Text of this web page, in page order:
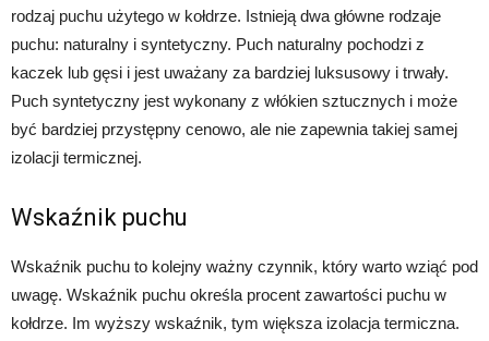
rodzaj puchu użytego w kołdrze. Istnieją dwa główne rodzaje
puchu: naturalny i syntetyczny. Puch naturalny pochodzi z
kaczek lub gęsi i jest uważany za bardziej luksusowy i trwały.
Puch syntetyczny jest wykonany z włókien sztucznych i może
być bardziej przystępny cenowo, ale nie zapewnia takiej samej
izolacji termicznej.
Wskaźnik puchu
Wskaźnik puchu to kolejny ważny czynnik, który warto wziąć pod
uwagę. Wskaźnik puchu określa procent zawartości puchu w
kołdrze. Im wyższy wskaźnik, tym większa izolacja termiczna.